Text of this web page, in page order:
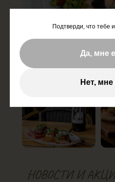
Подтверди, что тебе
Да, мне
Нет, мне
НОВОСТИ И